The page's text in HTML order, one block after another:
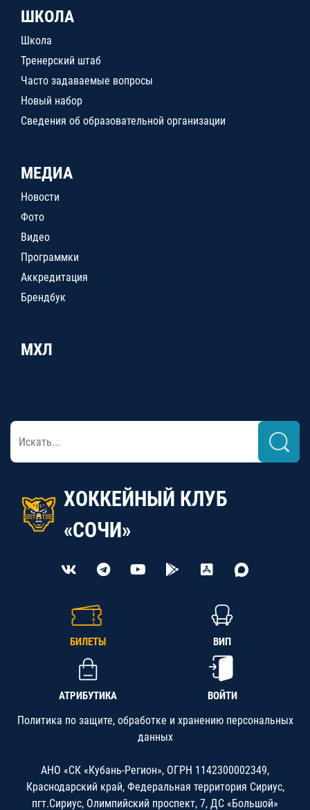
ШКОЛА
Школа
Тренерский штаб
Часто задаваемые вопросы
Новый набор
Сведения об образовательной организации
МЕДИА
Новости
Фото
Видео
Программки
Аккредитация
Брендбук
МХЛ
ХОККЕЙНЫЙ КЛУБ
«СОЧИ»
БИЛЕТЫ ВИП
АТРИБУТИКА ВОЙТИ
Политика по защите, обработке и хранению персональных
данных
АНО «СК «Кубань-Регион», ОГРН 1142300002349,
Краснодарский край, Федеральная территория Сириус,
пгт.Сириус, Олимпийский проспект, 7, ДС «Большой»